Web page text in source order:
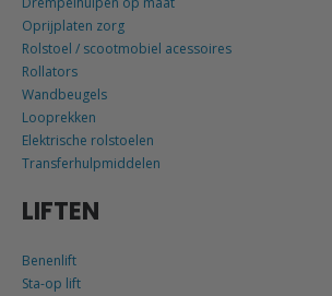
Oprijplaten zorg
Rolstoel / scootmobiel acessoires
Rollators
Wandbeugels
Looprekken
Elektrische rolstoelen
Transferhulpmiddelen
LIFTEN
Benenlift
Sta-op lift